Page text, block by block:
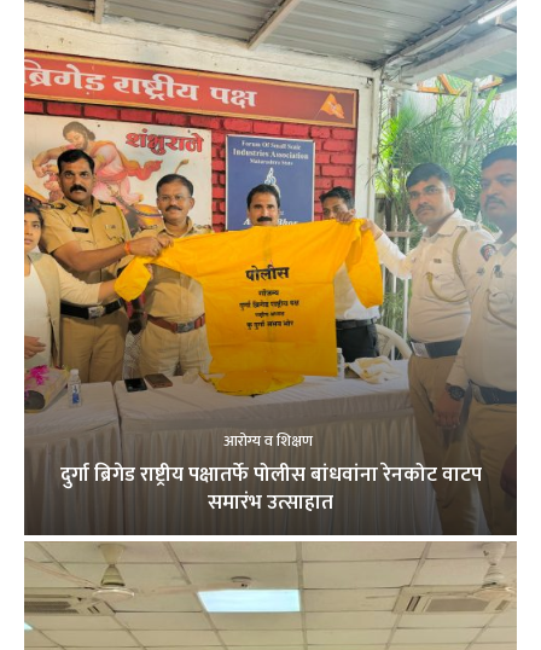
आरोग्य व शिक्षण
दुर्गा ब्रिगेड राष्ट्रीय पक्षातर्फे पोलीस बांधवांना रेनकोट वाटप
समारंभ उत्साहात